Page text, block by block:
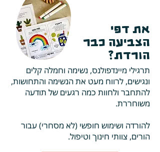
את דפי
הצביעה כבר
הורדת?
תרגילי מיינדפולנס, נשימה וחמלה קלים
ונגישים, לרווח מעט את הנשימה והתחושות,
להתחבר ולחוות כמה רגעים של תודעה
משוחררת.
להורדה ושימוש חופשי (לא מסחרי) עבור
הורים, צוותי חינוך וטיפול.